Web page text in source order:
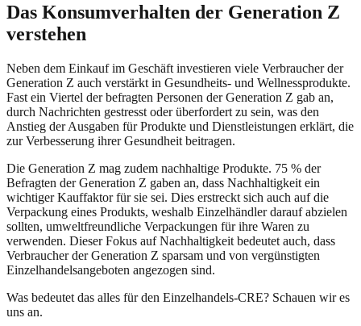
Das Konsumverhalten der Generation Z
verstehen
Neben dem Einkauf im Geschäft investieren viele Verbraucher der
Generation Z auch verstärkt in Gesundheits- und Wellnessprodukte.
Fast ein Viertel der befragten Personen der Generation Z gab an,
durch Nachrichten gestresst oder überfordert zu sein, was den
Anstieg der Ausgaben für Produkte und Dienstleistungen erklärt, die
zur Verbesserung ihrer Gesundheit beitragen.
Die Generation Z mag zudem nachhaltige Produkte. 75 % der
Befragten der Generation Z gaben an, dass Nachhaltigkeit ein
wichtiger Kauffaktor für sie sei. Dies erstreckt sich auch auf die
Verpackung eines Produkts, weshalb Einzelhändler darauf abzielen
sollten, umweltfreundliche Verpackungen für ihre Waren zu
verwenden. Dieser Fokus auf Nachhaltigkeit bedeutet auch, dass
Verbraucher der Generation Z sparsam und von vergünstigten
Einzelhandelsangeboten angezogen sind.
Was bedeutet das alles für den Einzelhandels-CRE? Schauen wir es
uns an.